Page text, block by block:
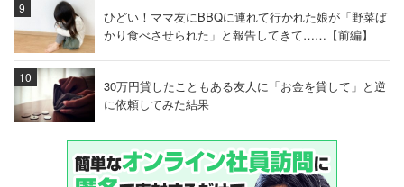
ひどい！ママ友にBBQに連れて行かれた娘が「野菜ば
かり食べさせられた」と報告してきて……【前編】
30万円貸したこともある友人に「お金を貸して」と逆
に依頼してみた結果